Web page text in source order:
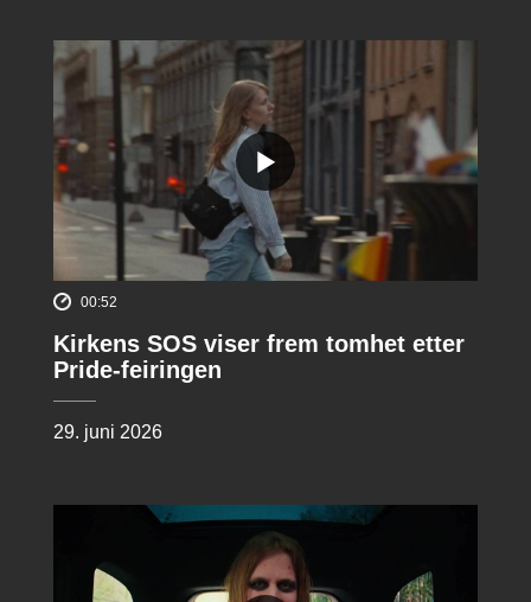
00:52
Kirkens SOS viser frem tomhet etter
Pride-feiringen
29. juni 2026